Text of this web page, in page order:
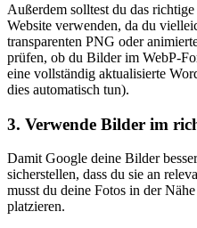
Außerdem solltest du das
Website verwenden, da du
transparenten PNG oder
prüfen, ob du Bilder im WebP-
eine vollständig aktualisierte
dies automatisch tun).
3. Verwende Bilder im
Damit Google deine Bilder
sicherstellen, dass du sie an
musst du deine Fotos in der
platzieren.